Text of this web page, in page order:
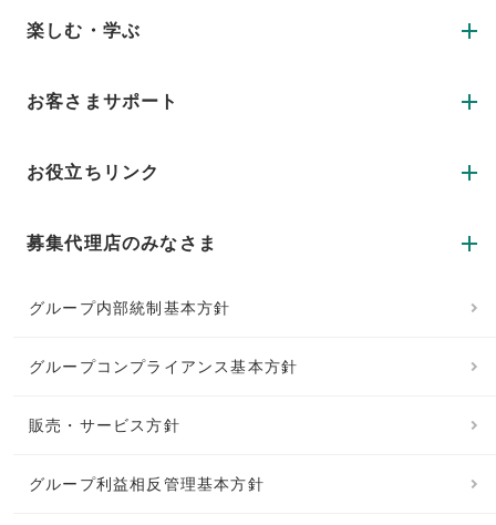
楽しむ・学ぶ
お客さまサポート
お役立ちリンク
募集代理店のみなさま
グループ内部統制基本方針
グループコンプライアンス基本方針
販売・サービス方針
グループ利益相反管理基本方針